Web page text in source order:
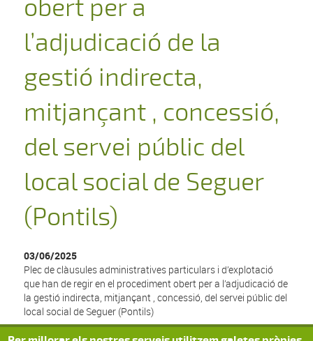
obert per a
l’adjudicació de la
gestió indirecta,
mitjançant , concessió,
del servei públic del
local social de Seguer
(Pontils)
03/06/2025
Plec de clàusules administratives particulars i d’explotació
que han de regir en el procediment obert per a l’adjudicació de
la gestió indirecta, mitjançant , concessió, del servei públic del
local social de Seguer (Pontils)